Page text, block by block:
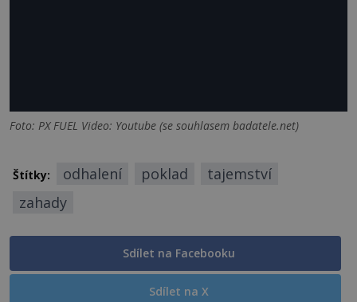
Foto: PX FUEL Video: Youtube (se souhlasem badatele.net)
Štítky: odhalení poklad
tajemství
zahady
Sdílet na Facebooku
Sdílet na X